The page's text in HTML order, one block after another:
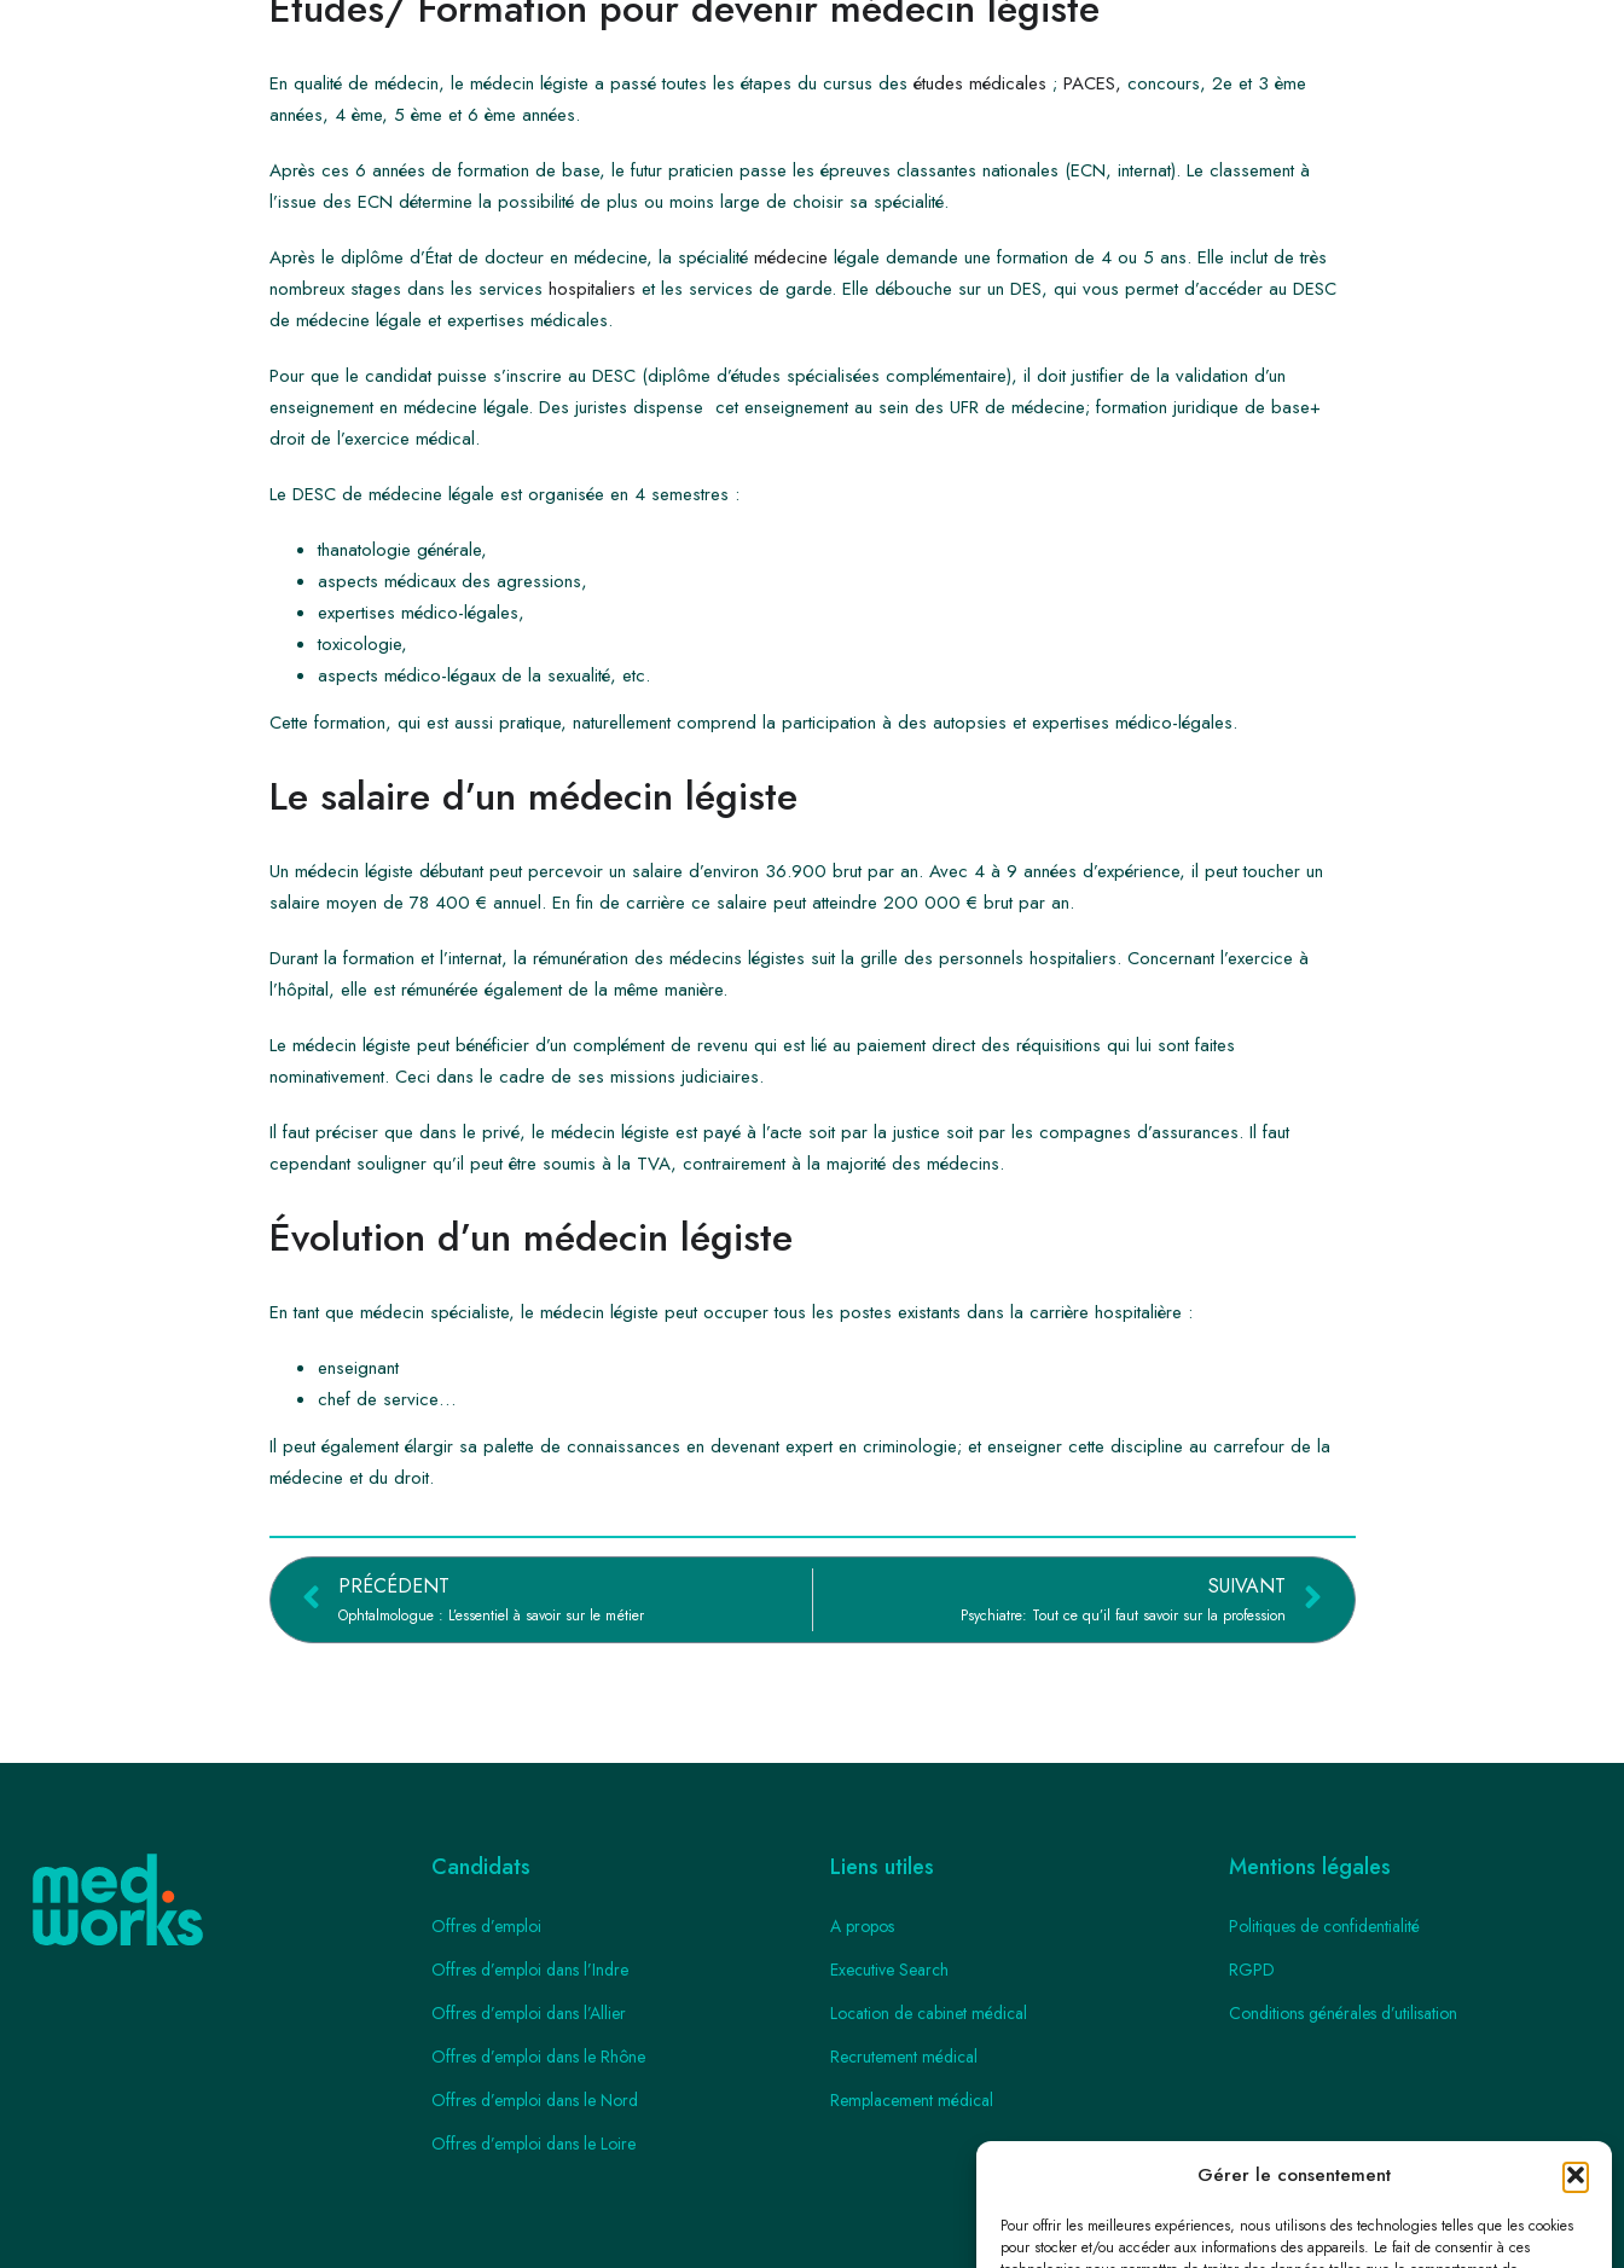
Gérer le consentement
Pour offrir les meilleures expériences, nous utilisons des technologies telles que les cookies
pour stocker et/ou accéder aux informations des appareils. Le fait de consentir à ces
En qualité de médecin, le médecin légiste a passé toutes les étapes du cursus des études médicales ; PACES, concours, 2e et 3 ème
années, 4 ème, 5 ème et 6 ème années.
Après ces 6 années de formation de base, le futur praticien passe les épreuves classantes nationales (ECN, internat). Le classement à
l’issue des ECN détermine la possibilité de plus ou moins large de choisir sa spécialité.
Après le diplôme d’État de docteur en médecine, la spécialité médecine légale demande une formation de 4 ou 5 ans. Elle inclut de très
nombreux stages dans les services hospitaliers et les services de garde. Elle débouche sur un DES, qui vous permet d’accéder au DESC
de médecine légale et expertises médicales.
Pour que le candidat puisse s’inscrire au DESC (diplôme d’études spécialisées complémentaire), il doit justifier de la validation d’un
enseignement en médecine légale. Des juristes dispense cet enseignement au sein des UFR de médecine; formation juridique de base+
droit de l’exercice médical.
Le DESC de médecine légale est organisée en 4 semestres :
thanatologie générale,
aspects médicaux des agressions,
expertises médico-légales,
toxicologie,
aspects médico-légaux de la sexualité, etc.
Cette formation, qui est aussi pratique, naturellement comprend la participation à des autopsies et expertises médico-légales.
Le salaire d’un médecin légiste
Un médecin légiste débutant peut percevoir un salaire d’environ 36.900 brut par an. Avec 4 à 9 années d’expérience, il peut toucher un
salaire moyen de 78 400 € annuel. En fin de carrière ce salaire peut atteindre 200 000 € brut par an.
Durant la formation et l’internat, la rémunération des médecins légistes suit la grille des personnels hospitaliers. Concernant l’exercice à
l’hôpital, elle est rémunérée également de la même manière.
Le médecin légiste peut bénéficier d’un complément de revenu qui est lié au paiement direct des réquisitions qui lui sont faites
nominativement. Ceci dans le cadre de ses missions judiciaires.
Il faut préciser que dans le privé, le médecin légiste est payé à l’acte soit par la justice soit par les compagnes d’assurances. Il faut
cependant souligner qu’il peut être soumis à la TVA, contrairement à la majorité des médecins.
Évolution d’un médecin légiste
En tant que médecin spécialiste, le médecin légiste peut occuper tous les postes existants dans la carrière hospitalière :
enseignant
chef de service…
Il peut également élargir sa palette de connaissances en devenant expert en criminologie; et enseigner cette discipline au carrefour de la
médecine et du droit.
PRÉCÉDENT
Ophtalmologue : L’essentiel à savoir sur le métier
SUIVANT
Psychiatre: Tout ce qu’il faut savoir sur la profession
Candidats
Offres d’emploi
Offres d’emploi dans l’Indre
Offres d’emploi dans l’Allier
Offres d’emploi dans le Rhône
Offres d’emploi dans le Nord
Offres d’emploi dans le Loire
Liens utiles
A propos
Executive Search
Location de cabinet médical
Recrutement médical
Remplacement médical
Mentions légales
Politiques de confidentialité
RGPD
Conditions générales d’utilisation